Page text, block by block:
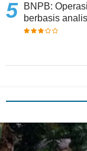
BNPB:
berbasis